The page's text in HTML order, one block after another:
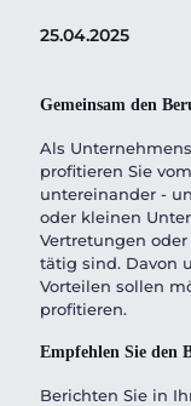
25.04.2025
Gemeinsam den
Als
profitieren Sie
untereinander -
oder kleinen
Vertretungen
tätig sind. Davon
Vorteilen sollen
profitieren.
Empfehlen Sie den
Berichten Sie in